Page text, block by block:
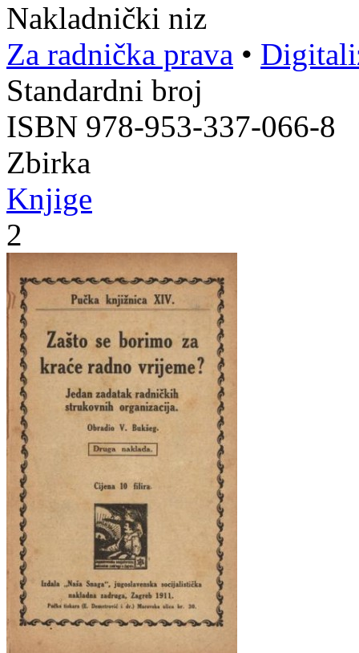
Nakladnički niz
Za radnička prava •
Standardni broj
ISBN 978-953-337-066-8
Zbirka
Knjige
2